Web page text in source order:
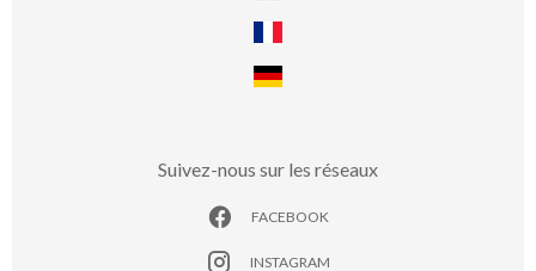
Suivez-nous sur les réseaux
FACEBOOK
INSTAGRAM